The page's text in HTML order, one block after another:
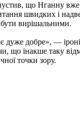
що Нганну вже
швидких і
вирішальними.
дуже добре», —
що інакше таку
точки зору.